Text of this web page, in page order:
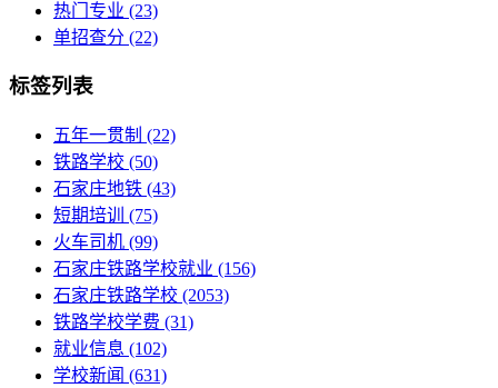
热门专业 (23)
单招查分 (22)
标签列表
五年一贯制 (22)
铁路学校 (50)
石家庄地铁 (43)
短期培训
(75)
火车司机 (99)
石家庄铁路学校就业 (156)
石家庄铁路学校 (2053)
铁路学校学费 (31)
就业信息 (102)
学校新闻 (631)